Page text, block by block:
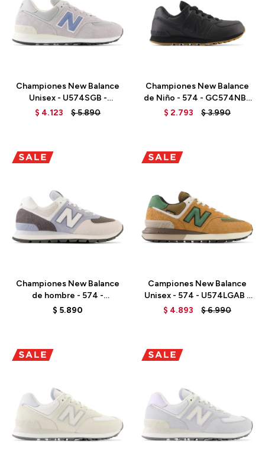
Championes New Balance
Unisex - U574SGB -
ARCTIC GREY
$ 4.123 $5.890
Championes New Balance
de Niño - 574 - GC574NBB
- BLACK
$ 2.793 $3.990
Championes New Balance
de hombre - 574 -
ML574D2G - GREY
$ 5.890
Campiones New Balance
Unisex - 574 - U574LGAB -
TOBACCO
$ 4.893 $6.990